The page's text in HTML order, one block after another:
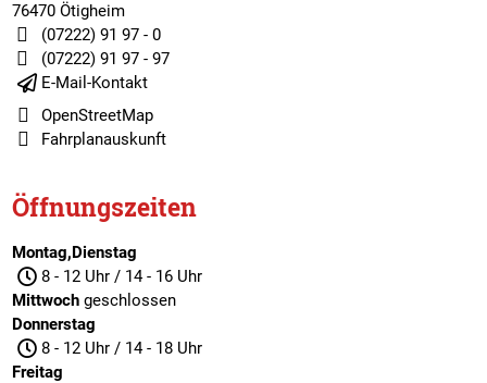
76470 Ötigheim
(07222) 91 97 - 0
(07222) 91 97 - 97
E-Mail-Kontakt
OpenStreetMap
Fahrplanauskunft
Öffnungszeiten
Montag,Dienstag
8 - 12 Uhr / 14 - 16 Uhr
Mittwochgeschlossen
Donnerstag
8 - 12 Uhr / 14 - 18 Uhr
Freitag